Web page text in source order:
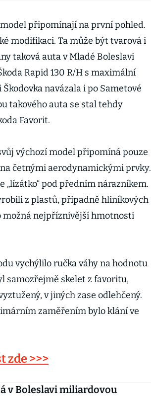
připomínají na první pohled.
modifikaci. Ta může být tvarová i
taková auta v Mladé Boleslavi
Rapid 130 R/H s maximální
navázala i po Sametové
takového auta se stal tehdy
Favorit.
výchozí model připomíná pouze
četnými aerodynamickými prvky.
„lízátko“ pod předním nárazníkem.
z plastů, případně hliníkových
možná nejpříznivější hmotnosti
vychýlilo ručka váhy na hodnotu
samozřejmě skelet z favoritu,
v jiných zase odlehčený.
zaměřením bylo klání ve
zde >>>
v Boleslavi miliardovou